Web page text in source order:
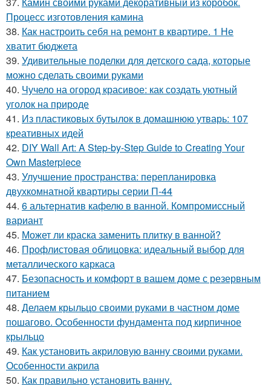
Процесс изготовления камина
38. Как настроить себя на ремонт в квартире. 1 Не
хватит бюджета
39. Удивительные поделки для детского сада, которые
можно сделать своими руками
40. Чучело на огород красивое: как создать уютный
уголок на природе
41. Из пластиковых бутылок в домашнюю утварь: 107
креативных идей
42. DIY Wall Art: A Step-by-Step Guide to Creating Your
Own Masterpiece
43. Улучшение пространства: перепланировка
двухкомнатной квартиры серии П-44
44. 6 альтернатив кафелю в ванной. Компромиссный
вариант
45. Может ли краска заменить плитку в ванной?
46. Профлистовая облицовка: идеальный выбор для
металлического каркаса
47. Безопасность и комфорт в вашем доме с резервным
питанием
48. Делаем крыльцо своими руками в частном доме
пошагово. Особенности фундамента под кирпичное
крыльцо
49. Как установить акриловую ванну своими руками.
Особенности акрила
50. Как правильно установить ванну.